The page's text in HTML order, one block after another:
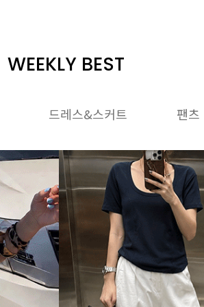
WEEKLY BEST
드레스&스커트 팬츠